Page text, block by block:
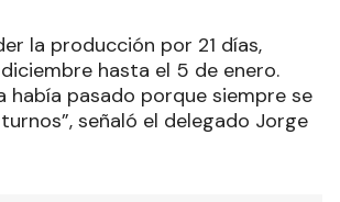
la producción por 21 días,
hasta el 5 de enero.
había pasado porque siempre se
señaló el delegado Jorge